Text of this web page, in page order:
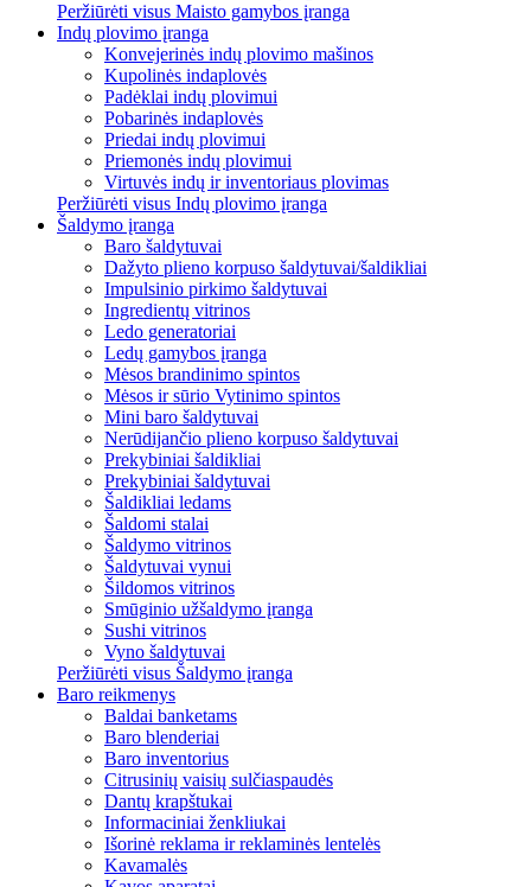
Peržiūrėti visus Maisto gamybos įranga
Indų plovimo įranga
Konvejerinės indų plovimo mašinos
Kupolinės indaplovės
Padėklai indų plovimui
Pobarinės indaplovės
Priedai indų plovimui
Priemonės indų plovimui
Virtuvės indų ir inventoriaus plovimas
Peržiūrėti visus Indų plovimo įranga
Šaldymo įranga
Baro šaldytuvai
Dažyto plieno korpuso šaldytuvai/šaldikliai
Impulsinio pirkimo šaldytuvai
Ingredientų vitrinos
Ledo generatoriai
Ledų gamybos įranga
Mėsos brandinimo spintos
Mėsos ir sūrio Vytinimo spintos
Mini baro šaldytuvai
Nerūdijančio plieno korpuso šaldytuvai
Prekybiniai šaldikliai
Prekybiniai šaldytuvai
Šaldikliai ledams
Šaldomi stalai
Šaldymo vitrinos
Šaldytuvai vynui
Šildomos vitrinos
Smūginio užšaldymo įranga
Sushi vitrinos
Vyno šaldytuvai
Peržiūrėti visus Šaldymo įranga
Baro reikmenys
Baldai banketams
Baro blenderiai
Baro inventorius
Citrusinių vaisių sulčiaspaudės
Dantų krapštukai
Informaciniai ženkliukai
Išorinė reklama ir reklaminės lentelės
Kavamalės